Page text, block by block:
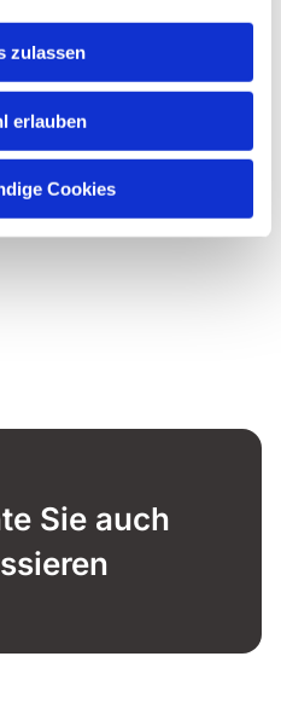
zulassen
erlauben
Cookies
Sie auch